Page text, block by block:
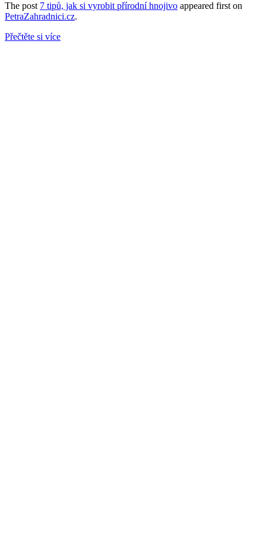
The post 7 tipů, jak si vyrobit přírodní hnojivo appeared first on
PetraZahradnici.cz.
Přečtěte si více